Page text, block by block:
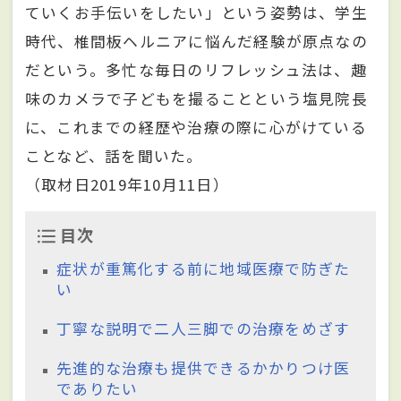
ていくお手伝いをしたい」という姿勢は、学生
時代、椎間板ヘルニアに悩んだ経験が原点なの
だという。多忙な毎日のリフレッシュ法は、趣
味のカメラで子どもを撮ることという塩見院長
に、これまでの経歴や治療の際に心がけている
ことなど、話を聞いた。
（取材日2019年10月11日）
目次
症状が重篤化する前に地域医療で防ぎた
い
丁寧な説明で二人三脚での治療をめざす
先進的な治療も提供できるかかりつけ医
でありたい